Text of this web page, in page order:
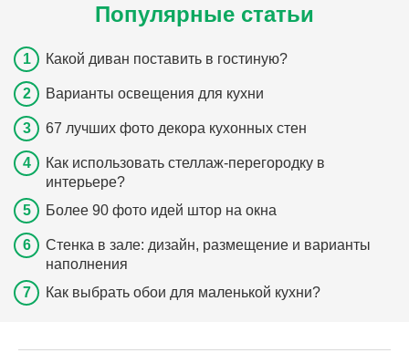
Популярные статьи
Какой диван поставить в гостиную?
Варианты освещения для кухни
67 лучших фото декора кухонных стен
Как использовать стеллаж-перегородку в
интерьере?
Более 90 фото идей штор на окна
Стенка в зале: дизайн, размещение и варианты
наполнения
Как выбрать обои для маленькой кухни?